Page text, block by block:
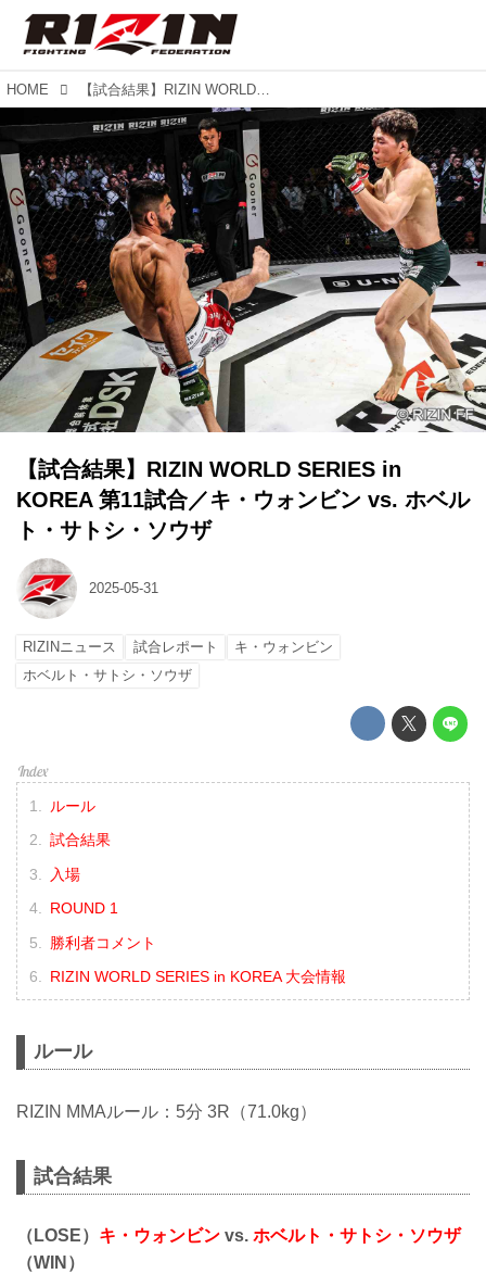
HOME 【試合結果】RIZIN WORLD SERIES in KOREA 第11試合／キ・ウォンビン vs. ホベルト・サトシ・ソウザ
【試合結果】RIZIN WORLD SERIES in
KOREA 第11試合／キ・ウォンビン vs. ホベル
ト・サトシ・ソウザ
2025-05-31
RIZINニュース 試合レポート
キ・ウォンビン
ホベルト・サトシ・ソウザ
ルール
試合結果
入場
ROUND 1
勝利者コメント
RIZIN WORLD SERIES in KOREA 大会情報
ルール
RIZIN MMAルール：5分 3R（71.0kg）
試合結果
（LOSE） キ・ウォンビン vs. ホベルト・サトシ・ソウザ
（WIN）